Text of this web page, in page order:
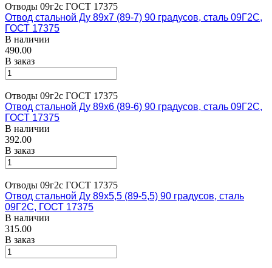
Отводы 09г2с ГОСТ 17375
Отвод стальной Ду 89х7 (89-7) 90 градусов, сталь 09Г2С,
ГОСТ 17375
В наличии
490.00
В заказ
Отводы 09г2с ГОСТ 17375
Отвод стальной Ду 89х6 (89-6) 90 градусов, сталь 09Г2С,
ГОСТ 17375
В наличии
392.00
В заказ
Отводы 09г2с ГОСТ 17375
Отвод стальной Ду 89х5,5 (89-5,5) 90 градусов, сталь
09Г2С, ГОСТ 17375
В наличии
315.00
В заказ